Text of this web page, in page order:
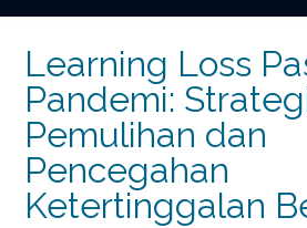
Learning Loss
Pandemi:
Pemulihan dan
Pencegahan
Ketertinggalan